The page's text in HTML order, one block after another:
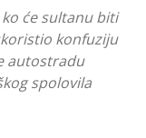
će sultanu biti
konfuziju
autostradu
spolovila